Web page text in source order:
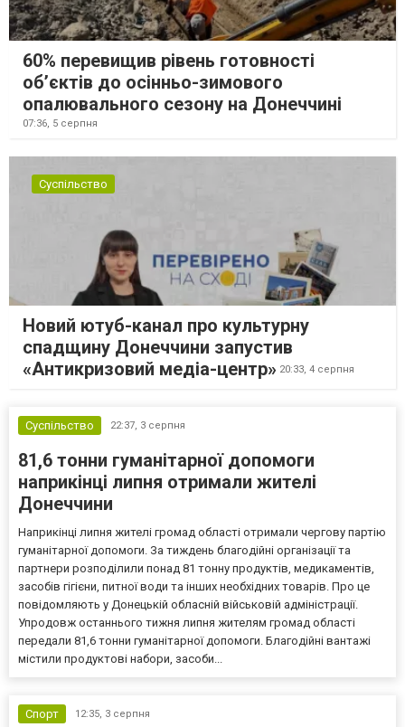
60% перевищив рівень готовності
об’єктів до осінньо-зимового
опалювального сезону на Донеччині
07:36, 5 серпня
Суспільство
Новий ютуб-канал про культурну
спадщину Донеччини запустив
«Антикризовий медіа-центр» 20:33, 4 серпня
Суспільство 22:37, 3 серпня
81,6 тонни гуманітарної допомоги
наприкінці липня отримали жителі
Донеччини
Наприкінці липня жителі громад області отримали чергову партію
гуманітарної допомоги. За тиждень благодійні організації та
партнери розподілили понад 81 тонну продуктів, медикаментів,
засобів гігієни, питної води та інших необхідних товарів. Про це
повідомляють у Донецькій обласній військовій адміністрації.
Упродовж останнього тижня липня жителям громад області
передали 81,6 тонни гуманітарної допомоги. Благодійні вантажі
містили продуктові набори, засоби...
Спорт 12:35, 3 серпня